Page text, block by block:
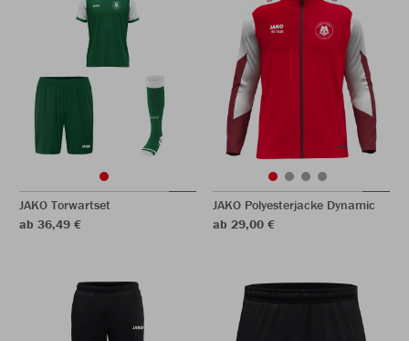
JAKO Torwartset
ab 36,49 €
JAKO Polyesterjacke Dynamic
ab 29,00 €